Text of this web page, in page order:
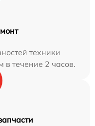
техники
в течение 2 часов.